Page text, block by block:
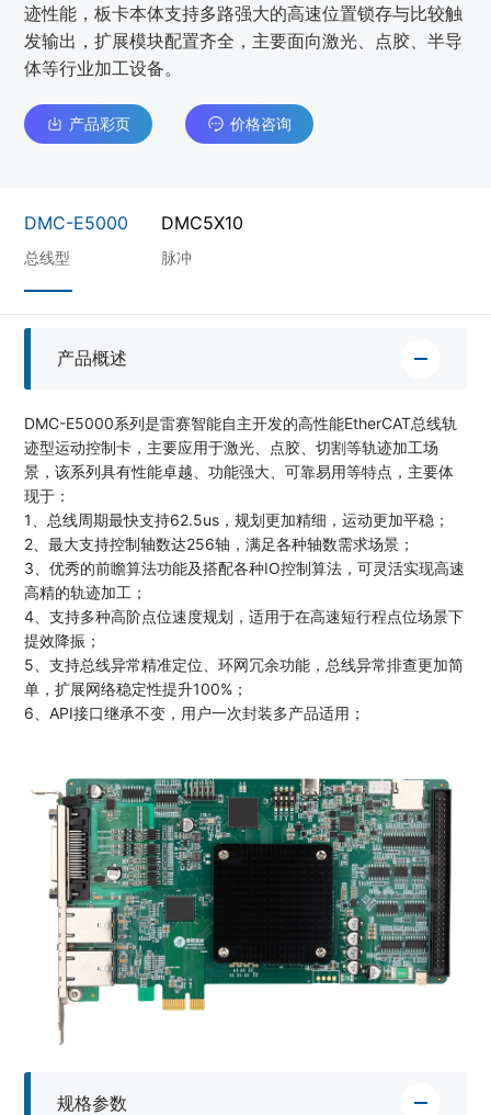
迹性能，板卡本体支持多路强大的高速位置锁存与比较触
发输出，扩展模块配置齐全，主要面向激光、点胶、半导
体等行业加工设备。
产品彩页 价格咨询
DMC-E5000
总线型
DMC5X10
脉冲
产品概述
DMC-E5000系列是雷赛智能自主开发的高性能EtherCAT总线轨
迹型运动控制卡，主要应用于激光、点胶、切割等轨迹加工场
景，该系列具有性能卓越、功能强大、可靠易用等特点，主要体
现于：
1、总线周期最快支持62.5us，规划更加精细，运动更加平稳；
2、最大支持控制轴数达256轴，满足各种轴数需求场景；
3、优秀的前瞻算法功能及搭配各种IO控制算法，可灵活实现高速
高精的轨迹加工；
4、支持多种高阶点位速度规划，适用于在高速短行程点位场景下
提效降振；
5、支持总线异常精准定位、环网冗余功能，总线异常排查更加简
单，扩展网络稳定性提升100%；
6、API接口继承不变，用户一次封装多产品适用；
规格参数